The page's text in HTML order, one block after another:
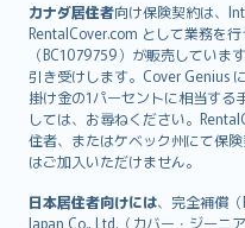
カナダ居住者向け保険契約は、
RentalCover.com として業務を
（BC1079759）が販売してい
引き受けします。Cover Genius
掛け金の1パーセントに相当する
しては、お尋ねください。
住者、またはケベック州にて保
はご加入いただけません。
日本居住者向けには、完全補償
Japan Co., Ltd.（カバー・ジーニ